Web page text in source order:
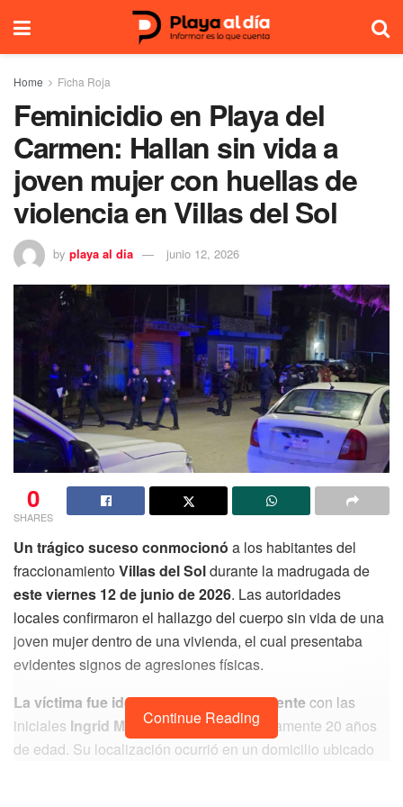
Home Ficha Roja
Feminicidio en Playa del
Carmen: Hallan sin vida a
joven mujer con huellas de
violencia en Villas del Sol
by playa al dia junio 12, 2026
0
SHARES
Un trágico suceso conmocionó a los habitantes del
fraccionamientoVillas del Soldurante la madrugada de
este viernes 12 de junio de 2026. Las autoridades
locales confirmaron el hallazgo del cuerpo sin vida de una
joven mujer dentro de una vivienda, el cual presentaba
evidentes signos de agresiones físicas.
La víctima fue identificada preliminarmentecon las
iniciales Ingrid Magaly N., de aproximadamente 20 años
de edad. Su localización ocurrió en un domicilio ubicado
Continue Reading